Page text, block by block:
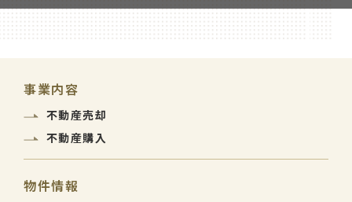
事業内容
不動産売却
不動産購入
物件情報